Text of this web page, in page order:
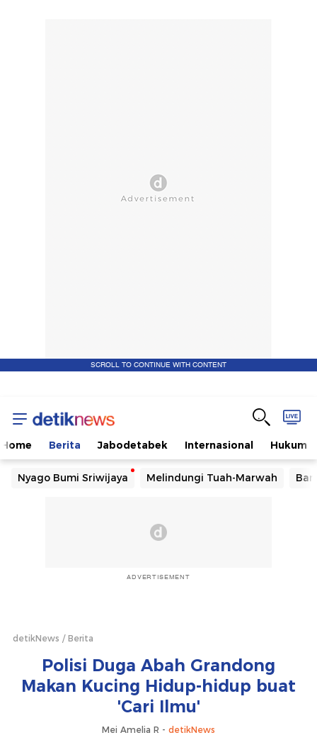
SCROLL TO CONTINUE WITH CONTENT
Home Berita Jabodetabek Internasional Hukum
Nyago Bumi Sriwijaya Melindungi Tuah-Marwah
ADVERTISEMENT
detikNews Berita
Polisi Duga Abah Grandong
Makan Kucing Hidup-hidup buat
'Cari Ilmu'
Mei Amelia R - detikNews